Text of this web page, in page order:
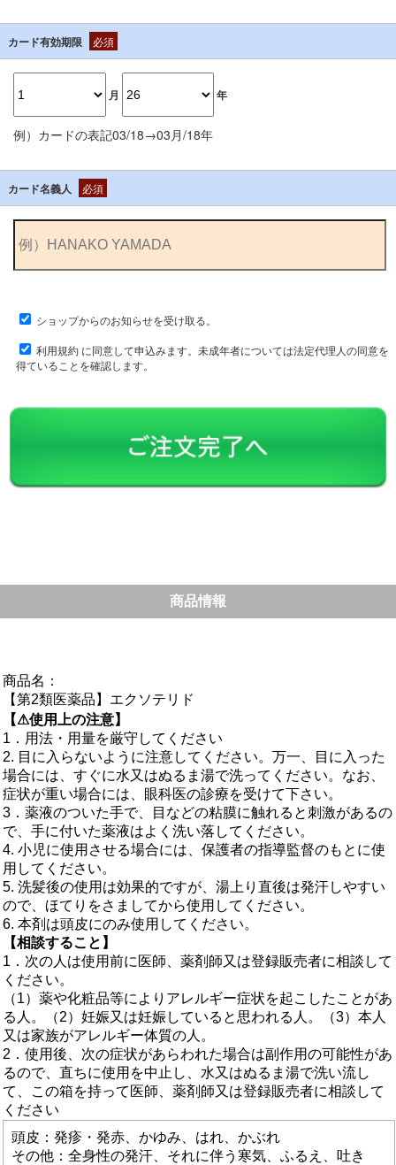
カード有効期限 必須
月 年
例）カードの表記03/18→03月/18年
カード名義人 必須
ショップからのお知らせを受け取る。
利用規約に同意して申込みます。未成年者については法定代理人の同意を
得ていることを確認します。
商品情報
商品名：
【第2類医薬品】エクソテリド
【⚠使用上の注意】
1．用法・用量を厳守してください
2. 目に入らないように注意してください。万一、目に入った
場合には、すぐに水又はぬるま湯で洗ってください。なお、
症状が重い場合には、眼科医の診療を受けて下さい。
3．薬液のついた手で、目などの粘膜に触れると刺激があるの
で、手に付いた薬液はよく洗い落してください。
4. 小児に使用させる場合には、保護者の指導監督のもとに使
用してください。
5. 洗髪後の使用は効果的ですが、湯上り直後は発汗しやすい
ので、ほてりをさましてから使用してください。
6. 本剤は頭皮にのみ使用してください。
【相談すること】
1．次の人は使用前に医師、薬剤師又は登録販売者に相談して
ください。
（1）薬や化粧品等によりアレルギー症状を起こしたことがあ
る人。（2）妊娠又は妊娠していると思われる人。（3）本人
又は家族がアレルギー体質の人。
2．使用後、次の症状があらわれた場合は副作用の可能性があ
るので、直ちに使用を中止し、水又はぬるま湯で洗い流し
て、この箱を持って医師、薬剤師又は登録販売者に相談して
ください
頭皮：発疹・発赤、かゆみ、はれ、かぶれ
その他：全身性の発汗、それに伴う寒気、ふるえ、吐き